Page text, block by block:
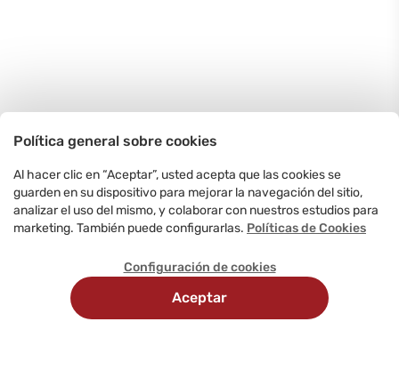
Política general sobre cookies
Al hacer clic en “Aceptar”, usted acepta que las cookies se
guarden en su dispositivo para mejorar la navegación del sitio,
analizar el uso del mismo, y colaborar con nuestros estudios para
marketing. También puede configurarlas. Políticas de Cookies
Configuración de cookies
Aceptar